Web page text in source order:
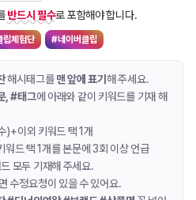
반드시 필수로 포함해야 합니다.
체험단 #네이버클립
해시태그를맨 앞에 표기 해 주세요.
, #태그에 아래와 같이 키워드를 기재 해
)+이외 키워드 택 1개
워드 택 1개를 본문에 3회 이상 언급
모두 기재해 주세요.
수정요청이 있을 수 있어요.